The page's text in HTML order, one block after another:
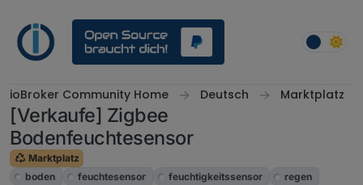
ioBroker Community Home Deutsch Marktplatz
[Verkaufe] Zigbee
Bodenfeuchtesensor
Marktplatz
boden
feuchtesensor feuchtigkeitssensor
regen